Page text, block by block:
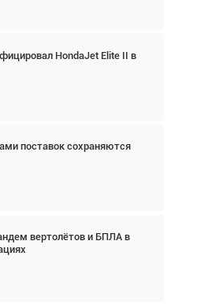
HondaJet Elite II в
поставок сохраняются
вертолётов и БПЛА в
Дэйв Кох: «Фотография
а ИИ всё портит»
глобальный трафик
подряд
актив. Подходите к
образом